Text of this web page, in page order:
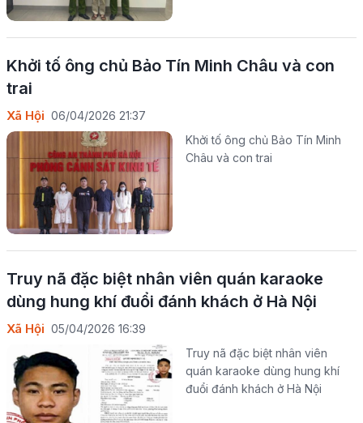
Khởi tố ông chủ Bảo Tín Minh Châu và con
trai
Xã Hội 06/04/2026 21:37
Khởi tố ông chủ Bảo Tín Minh
Châu và con trai
Truy nã đặc biệt nhân viên quán karaoke
dùng hung khí đuổi đánh khách ở Hà Nội
Xã Hội 05/04/2026 16:39
Truy nã đặc biệt nhân viên
quán karaoke dùng hung khí
đuổi đánh khách ở Hà Nội